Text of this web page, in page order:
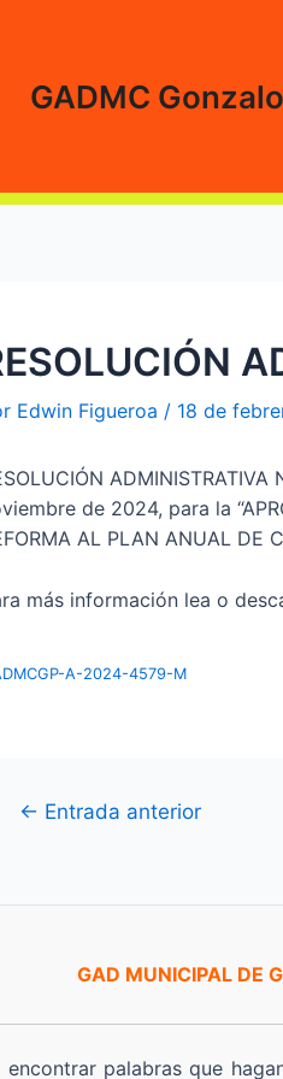
GADMC
Edwin Figueroa / 18 de
de 2024, para la
AL PLAN ANUAL DE
más información lea o
A-2024-4579-M
← Entrada anterior
GAD MUNICIPAL DE
encontrar palabras que